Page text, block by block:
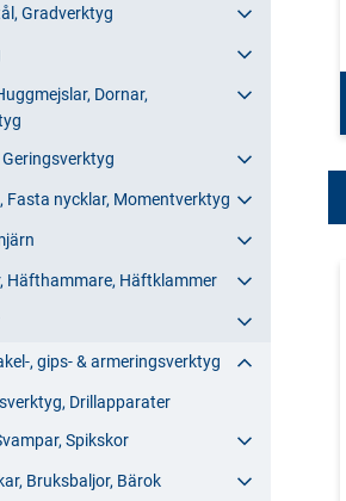
Gradverktyg
Dornar,
Fasta nycklar, Momentverktyg
Häfthammare, Häftklammer
, gips- & armeringsverktyg
Drillapparater
Spikskor
Bruksbaljor, Bärok